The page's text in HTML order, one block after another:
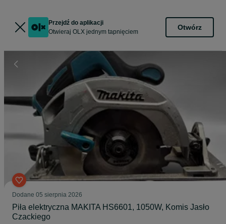
Przejdź do aplikacji
Otwieraj OLX jednym tapnięciem
Otwórz
Dodane 05 sierpnia 2026
Piła elektryczna MAKITA HS6601, 1050W, Komis Jasło
Czackiego